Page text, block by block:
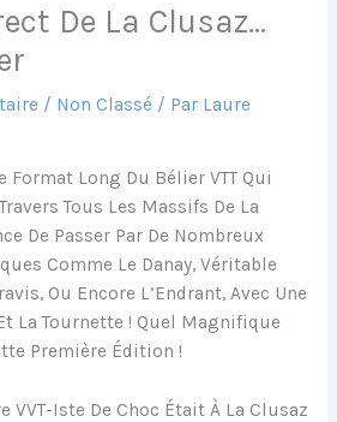
De La Clusaz…
/ Non Classé / Par Laure
Format Long Du Bélier VTT Qui
Tous Les Massifs De La
De Passer Par De Nombreux
Comme Le Danay, Véritable
Ou Encore L’Endrant, Avec Une
La Tournette ! Quel Magnifique
Première Édition !
VVT-Iste De Choc Était À La Clusaz